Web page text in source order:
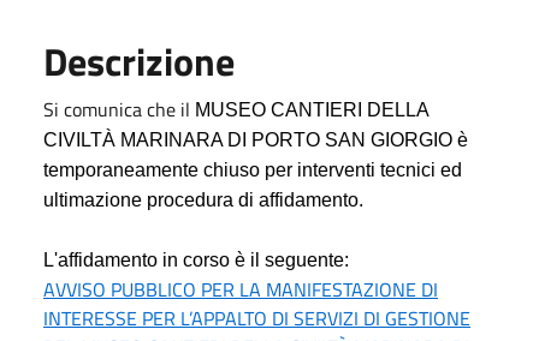
Descrizione
Si comunica che il MUSEO CANTIERI DELLA
CIVILTÀ MARINARA DI PORTO SAN GIORGIO è
temporaneamente chiuso per interventi tecnici ed
ultimazione procedura di affidamento.
L'affidamento in corso è il seguente:
AVVISO PUBBLICO PER LA MANIFESTAZIONE DI
INTERESSE PER L’APPALTO DI SERVIZI DI GESTIONE